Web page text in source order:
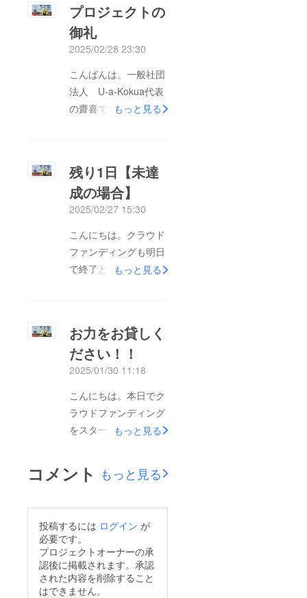
プロジェクトの
御礼
2025/02/28 23:30
こんばんは。一般社団
法人 U-a-Kokua代表
の齋喜です。本日でこ
ディングに挑戦しまし
た。開始当初は支援し
てくれる方や拡散して
くれる方が集まるのか
不安がいっぱいでし
た。ですが今回挑戦し
て支援してくださった
いくらいいます。こう
して私たちの活動を応
援してくださるサポー
りません。本当にあり
がとうございます。そ
して何より目標金額に
ず、サポーターの方達
に申し訳ない気持ちで
していただいた方には
申し訳ありませんが返
金されますので、ご了
承ください。私たちは
多くの方達のサポー
もっと見る
残り1日【未達
成の場合】
2025/02/27 15:30
こんにちは。クラウド
ファンディングも明日
で終了となります。現
ことを支援や拡散して
くださったサポーター
の方はたくさんいる事
を実感しました！本当
に感謝しています。ど
うか最後まで皆様のお
力をお貸しください。
お願いします。【目標
ご支援してくださった
方に返金されます。
もっと見る
お力をお貸しく
ださい！！
2025/01/30 11:18
こんにちは。本日でク
ラウドファンディング
をスタートしてから
支援していただいてい
る皆さま本当にありが
ディングに挑戦し、正
直「支援してくれる人
はいるのだろうか。」
と思っていましたが、
もっと見る
コメント もっと見る
投稿するには ログイン が
必要です。
プロジェクトオーナーの承
認後に掲載されます。承認
された内容を削除すること
はできません。